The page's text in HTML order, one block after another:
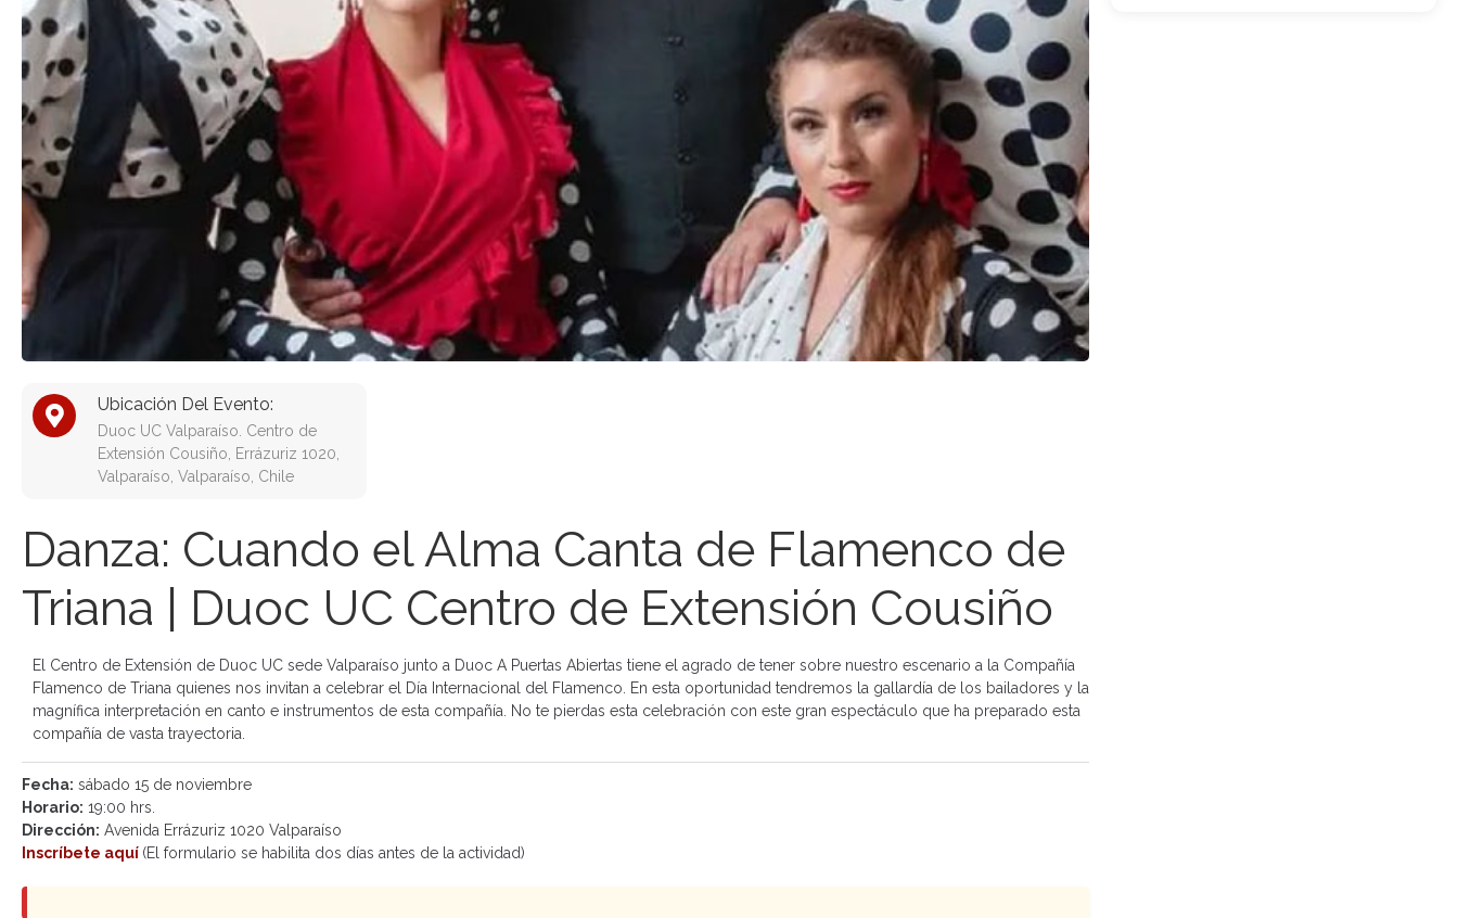
Ubicación Del Evento:
Duoc UC Valparaíso. Centro de
Extensión Cousiño, Errázuriz 1020,
Valparaíso, Valparaíso, Chile
Danza: Cuando el Alma Canta de Flamenco de
Triana | Duoc UC Centro de Extensión Cousiño
El Centro de Extensión de Duoc UC sede Valparaíso junto a Duoc A Puertas Abiertas tiene el agrado de tener sobre nuestro escenario a la Compañía
Flamenco de Triana quienes nos invitan a celebrar el Día Internacional del Flamenco. En esta oportunidad tendremos la gallardía de los bailadores y la
magnífica interpretación en canto e instrumentos de esta compañía. No te pierdas esta celebración con este gran espectáculo que ha preparado esta
compañía de vasta trayectoria.
Fecha: sábado 15 de noviembre
Horario: 19:00 hrs.
Dirección: Avenida Errázuriz 1020 Valparaíso
Inscríbete aquí (El formulario se habilita dos días antes de la actividad)